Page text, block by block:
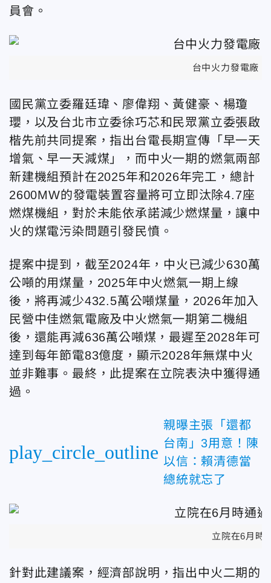
員會。
台中火力發電廠
國民黨立委羅廷瑋、廖偉翔、黃健豪、楊瓊
瓔，以及台北市立委徐巧芯和民眾黨立委張啟
楷先前共同提案，指出台電長期宣傳「早一天
增氣、早一天減煤」，而中火一期的燃氣兩部
新建機組預計在2025年和2026年完工，總計
2600MW的發電裝置容量將可立即汰除4.7座
燃煤機組，對於未能依承諾減少燃煤量，讓中
火的煤電污染問題引發民憤。
提案中提到，截至2024年，中火已減少630萬
公噸的用煤量，2025年中火燃氣一期上線
後，將再減少432.5萬公噸煤量，2026年加入
民營中佳燃氣電廠及中火燃氣一期第二機組
後，還能再減636萬公噸煤，最遲至2028年可
達到每年節電83億度，顯示2028年無煤中火
並非難事。最終，此提案在立院表決中獲得通
過。
play_circle_outline
親曝主張「還都
台南」3用意！陳
以信：賴清德當
總統就忘了
立院在6月時
針對此建議案，經濟部說明，指出中火二期的